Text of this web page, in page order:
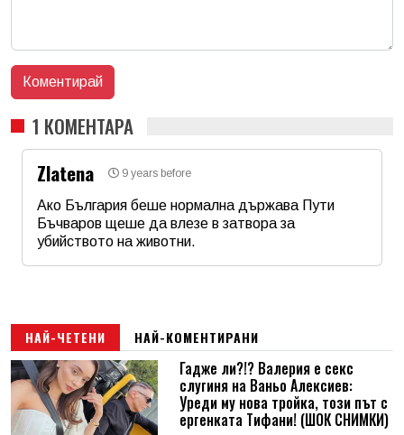
1 КОМЕНТАРА
Zlatena
9 years before
Ако България беше нормална държава Пути
Бъчваров щеше да влезе в затвора за
убийството на животни.
Email
Коментар*
НАЙ-ЧЕТЕНИ НАЙ-КОМЕНТИРАНИ
Гадже ли?!? Валерия е секс
слугиня на Ваньо Алексиев:
Уреди му нова тройка, този път с
ергенката Тифани! (ШОК СНИМКИ)